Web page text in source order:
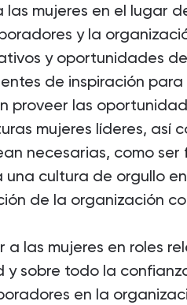
las mujeres en el lugar
y la
y oportunidades
de inspiración
proveer las
mujeres líderes, así
necesarias, como
cultura de orgullo
de la organización
a las mujeres en roles
y sobre todo la
en la